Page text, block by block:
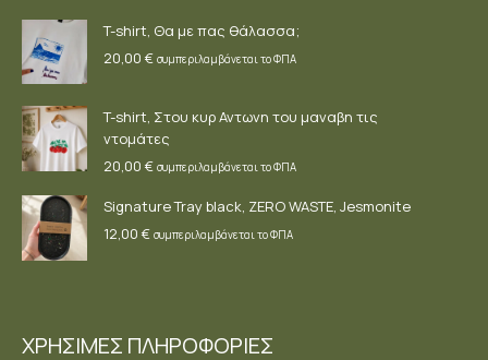
T-shirt, Θα με πας θάλασσα;
20,00 € συμπεριλαμβάνεται το ΦΠΑ
T-shirt, Στου κυρ Αντωνη του μαναβη τις
ντομάτες
20,00 € συμπεριλαμβάνεται το ΦΠΑ
Signature Tray black, ZERO WASTE, Jesmonite
12,00 € συμπεριλαμβάνεται το ΦΠΑ
ΧΡΗΣΙΜΕΣ ΠΛΗΡΟΦΟΡΙΕΣ